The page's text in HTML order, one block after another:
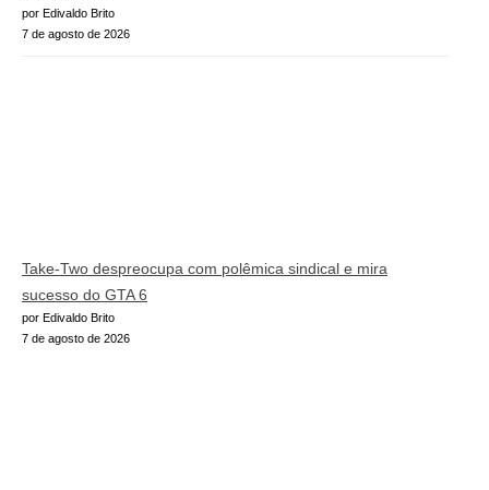
por Edivaldo Brito
7 de agosto de 2026
Take-Two despreocupa com polêmica sindical e mira
sucesso do GTA 6
por Edivaldo Brito
7 de agosto de 2026